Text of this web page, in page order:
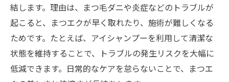
結します。理由は、まつ毛ダニや炎症などのトラブルが
起こると、まつエクが早く取れたり、施術が難しくなる
ためです。たとえば、アイシャンプーを利用して清潔な
状態を維持することで、トラブルの発生リスクを大幅に
低減できます。日常的なケアを怠らないことで、まつエ